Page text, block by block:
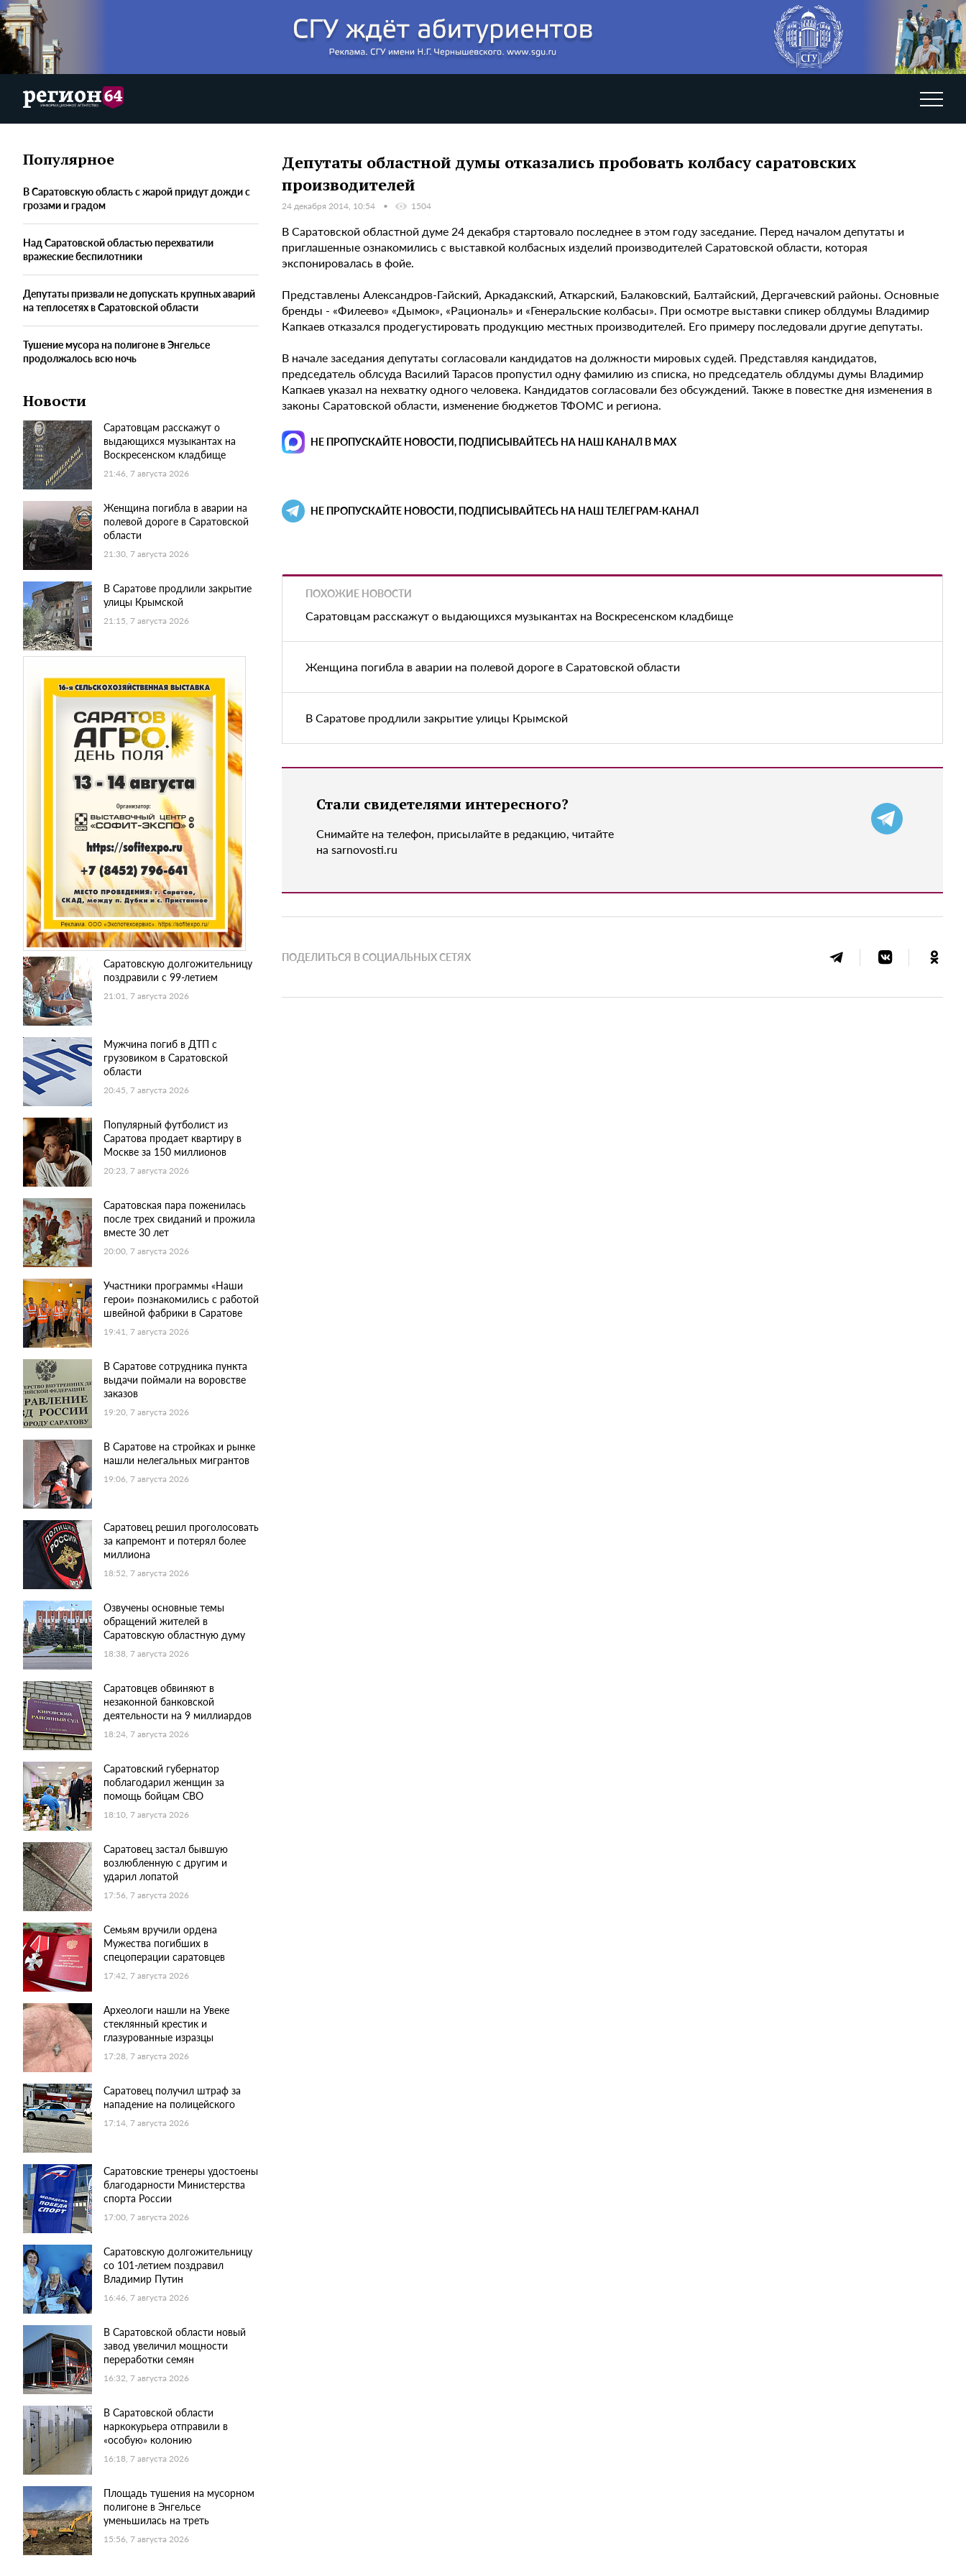
Популярное
В Саратовскую область с жарой придут дожди с
грозами и градом
Над Саратовской областью перехватили
вражеские беспилотники
Депутаты призвали не допускать крупных аварий
на теплосетях в Саратовской области
Тушение мусора на полигоне в Энгельсе
продолжалось всю ночь
Новости
Саратовцам расскажут о
выдающихся музыкантах на
Воскресенском кладбище
21:46, 7 августа 2026
Женщина погибла в аварии на
полевой дороге в Саратовской
области
21:30, 7 августа 2026
В Саратове продлили закрытие
улицы Крымской
21:15, 7 августа 2026
Саратовскую долгожительницу
поздравили с 99-летием
21:01, 7 августа 2026
Мужчина погиб в ДТП с
грузовиком в Саратовской
области
20:45, 7 августа 2026
Популярный футболист из
Саратова продает квартиру в
Москве за 150 миллионов
20:23, 7 августа 2026
Саратовская пара поженилась
после трех свиданий и прожила
вместе 30 лет
20:00, 7 августа 2026
Участники программы «Наши
герои» познакомились с работой
швейной фабрики в Саратове
19:41, 7 августа 2026
В Саратове сотрудника пункта
выдачи поймали на воровстве
заказов
19:20, 7 августа 2026
В Саратове на стройках и рынке
нашли нелегальных мигрантов
19:06, 7 августа 2026
Саратовец решил проголосовать
за капремонт и потерял более
миллиона
18:52, 7 августа 2026
Озвучены основные темы
обращений жителей в
Саратовскую областную думу
18:38, 7 августа 2026
Саратовцев обвиняют в
незаконной банковской
деятельности на 9 миллиардов
18:24, 7 августа 2026
Саратовский губернатор
поблагодарил женщин за
помощь бойцам СВО
18:10, 7 августа 2026
Саратовец застал бывшую
возлюбленную с другим и
ударил лопатой
17:56, 7 августа 2026
Семьям вручили ордена
Мужества погибших в
спецоперации саратовцев
17:42, 7 августа 2026
Археологи нашли на Увеке
стеклянный крестик и
глазурованные изразцы
17:28, 7 августа 2026
Саратовец получил штраф за
нападение на полицейского
17:14, 7 августа 2026
Саратовские тренеры удостоены
благодарности Министерства
спорта России
17:00, 7 августа 2026
Саратовскую долгожительницу
со 101-летием поздравил
Владимир Путин
16:46, 7 августа 2026
В Саратовской области новый
завод увеличил мощности
переработки семян
16:32, 7 августа 2026
В Саратовской области
наркокурьера отправили в
«особую» колонию
16:18, 7 августа 2026
Площадь тушения на мусорном
полигоне в Энгельсе
уменьшилась на треть
15:56, 7 августа 2026
Депутаты областной думы отказались пробовать колбасу саратовских
производителей
24 декабря 2014, 10:54 1504
В Саратовской областной думе 24 декабря стартовало последнее в этом году заседание. Перед началом депутаты и
приглашенные ознакомились с выставкой колбасных изделий производителей Саратовской области, которая
экспонировалась в фойе.
Представлены Александров-Гайский, Аркадакский, Аткарский, Балаковский, Балтайский, Дергачевский районы. Основные
бренды - «Филеево» «Дымок», «Рациональ» и «Генеральские колбасы». При осмотре выставки спикер облдумы Владимир
Капкаев отказался продегустировать продукцию местных производителей. Его примеру последовали другие депутаты.
В начале заседания депутаты согласовали кандидатов на должности мировых судей. Представляя кандидатов,
председатель облсуда Василий Тарасов пропустил одну фамилию из списка, но председатель облдумы думы Владимир
Капкаев указал на нехватку одного человека. Кандидатов согласовали без обсуждений. Также в повестке дня изменения в
законы Саратовской области, изменение бюджетов ТФОМС и региона.
НЕ ПРОПУСКАЙТЕ НОВОСТИ, ПОДПИСЫВАЙТЕСЬ НА НАШ КАНАЛ В MAX
НЕ ПРОПУСКАЙТЕ НОВОСТИ, ПОДПИСЫВАЙТЕСЬ НА НАШ ТЕЛЕГРАМ-КАНАЛ
ПОХОЖИЕ НОВОСТИ
Саратовцам расскажут о выдающихся музыкантах на Воскресенском кладбище
Женщина погибла в аварии на полевой дороге в Саратовской области
В Саратове продлили закрытие улицы Крымской
Стали свидетелями интересного?
Снимайте на телефон, присылайте в редакцию, читайте
на sarnovosti.ru
ПОДЕЛИТЬСЯ В СОЦИАЛЬНЫХ СЕТЯХ